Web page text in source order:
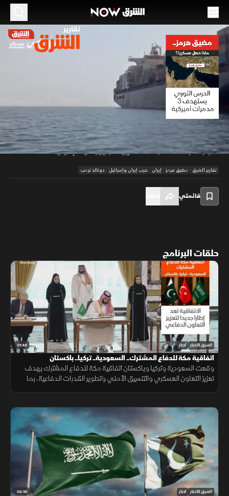
00:11/01:13
مضيق هرمز.. ماذا حصل عسكريا؟
09 مايو 2026 01:12 أخبار
تقارير الشرق
يشهد مضيق هرمز تصعيدا بحريا إثر استهداف الحرس الثوري لمدمرات أميركية
ردا على خرق وقف إطلاق النار، احتجزت طهران ناقلة نفط خاضعة لعقوبات
أميركية، بينما شنت واشنطن غارات على ناقلات عملاقة، وهو ما أدي إلى
نشوب اشتباكات استمرت ساعات بين الطرفين بالمياه الإقليمية.
تقارير الشرق مضيق هرمز إيران حرب إيران وإسرائيل دونالد ترمب
قائمتي
حلقات البرنامج
01:46 الشرق للأخبار أخبار
اتفاقية مكة للدفاع المشترك.. السعودية.. تركيا.. باكستان
وقعت السعودية وتركيا وباكستان اتفاقية مكة للدفاع المشترك بهدف
تعزيز التعاون العسكري والتنسيق الأمني وتطوير القدرات الدفاعية، بما
02:18 الشرق للأخبار أخبار